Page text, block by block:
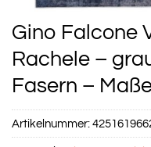
Gino Falcone
Rachele –
Fasern –
Artikelnummer: